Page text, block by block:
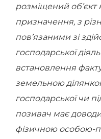
розміщений об’єкт
призначення, з
пов’язаними зі
господарської
встановлення
земельною
господарської чи
позивач має
фізичною особою-